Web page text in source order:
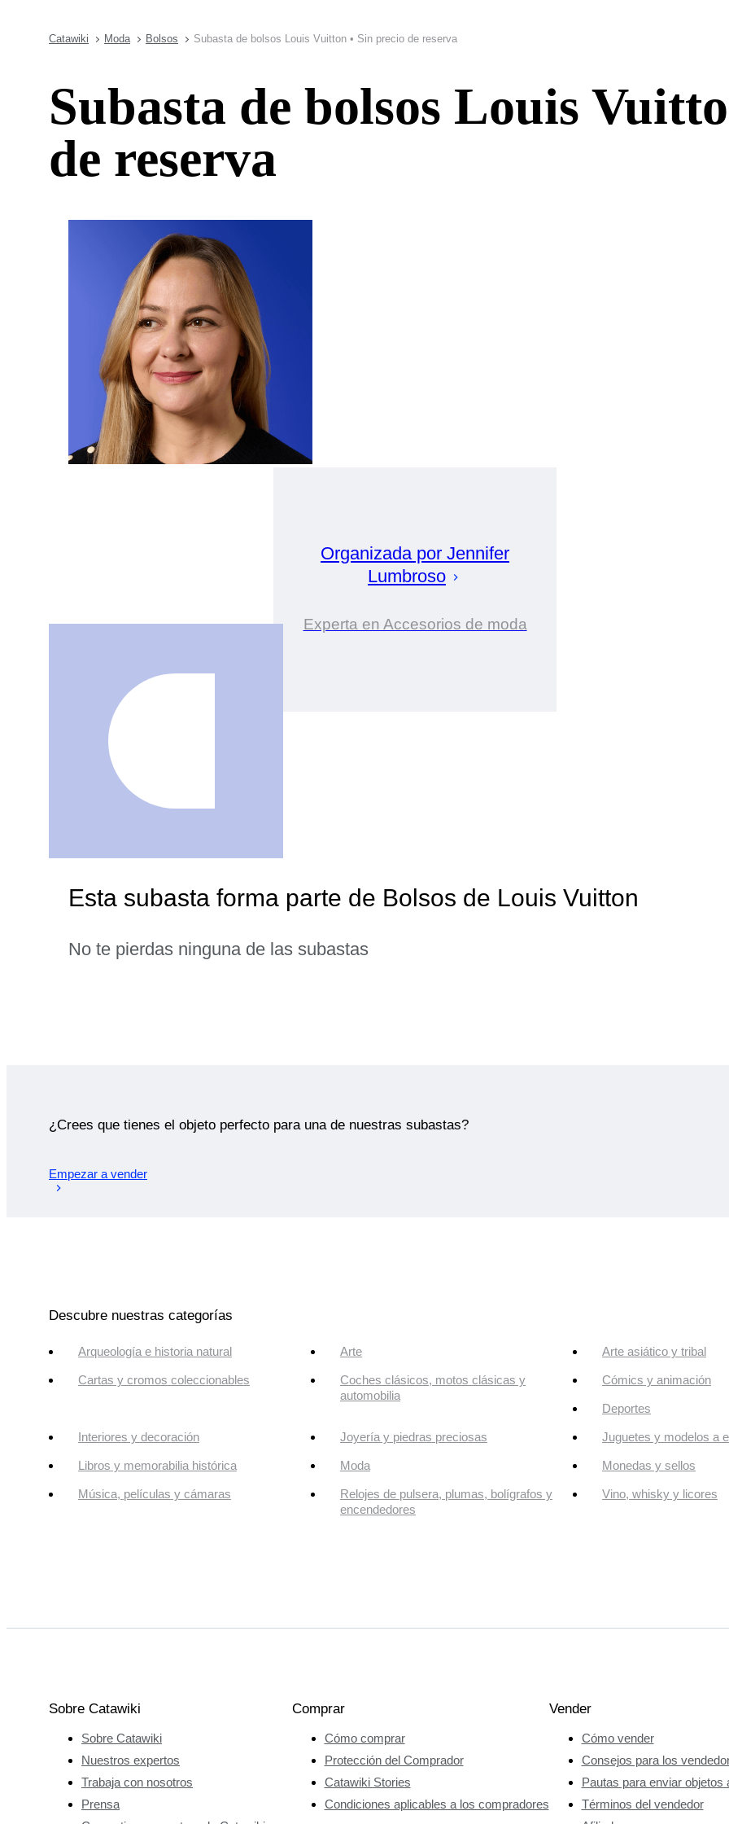
Catawiki Moda Bolsos Subasta de bolsos Louis Vuitton • Sin precio de reserva
Subasta de bolsos Louis
de reserva
Organizada por Jennifer
Lumbroso
Experta en Accesorios de moda
Esta subasta forma parte de Bolsos de Louis Vuitton
No te pierdas ninguna de las subastas
¿Crees que tienes el objeto perfecto para una de nuestras subastas?
Empezar a vender
Descubre nuestras categorías
Arqueología e historia natural Arte Arte asiático y tribal
Cartas y cromos coleccionables
Coches clásicos, motos clásicas y
automobilia
Cómics y animación
Deportes
Interiores y decoración Joyería y piedras preciosas Juguetes y modelos a
Libros y memorabilia histórica Moda Monedas y sellos
Música, películas y cámaras
Relojes de pulsera, plumas, bolígrafos y
encendedores
Vino, whisky y licores
Sobre Catawiki
Sobre Catawiki
Nuestros expertos
Trabaja con nosotros
Prensa
Comprar
Cómo comprar
Protección del Comprador
Catawiki Stories
Condiciones aplicables a los compradores
Vender
Cómo vender
Consejos para los
Pautas para enviar objetos
Términos del vendedor